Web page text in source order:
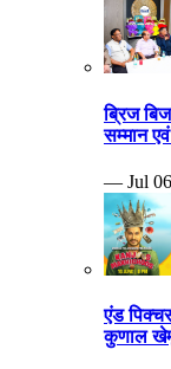
ब्रिज
सम्मान
— Jul
एंड
कुणाल